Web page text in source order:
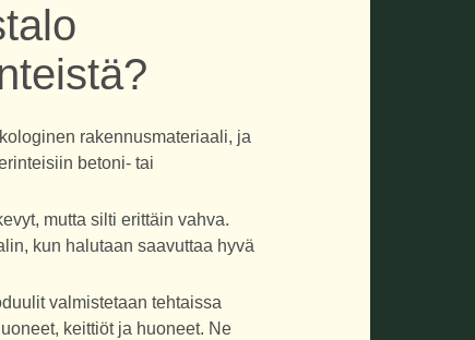
rakennusmateriaali, ja
betoni- tai
mutta silti erittäin vahva.
kun halutaan saavuttaa hyvä
valmistetaan tehtaissa
keittiöt ja huoneet. Ne